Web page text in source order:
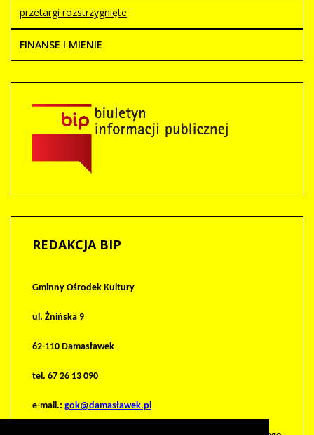
przetargi rozstrzygnięte
FINANSE I MIENIE
REDAKCJABIP
Gminny Ośrodek Kultury
ul. Żnińska 9
62-110 Damasławek
tel. 67 26 13 090
e-mail.: gok@damasławek.pl